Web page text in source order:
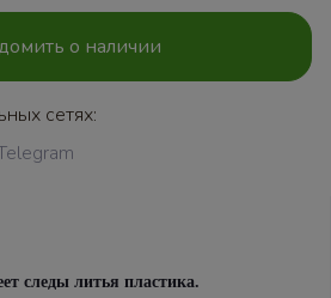
о наличии
сетях:
следы литья пластика.